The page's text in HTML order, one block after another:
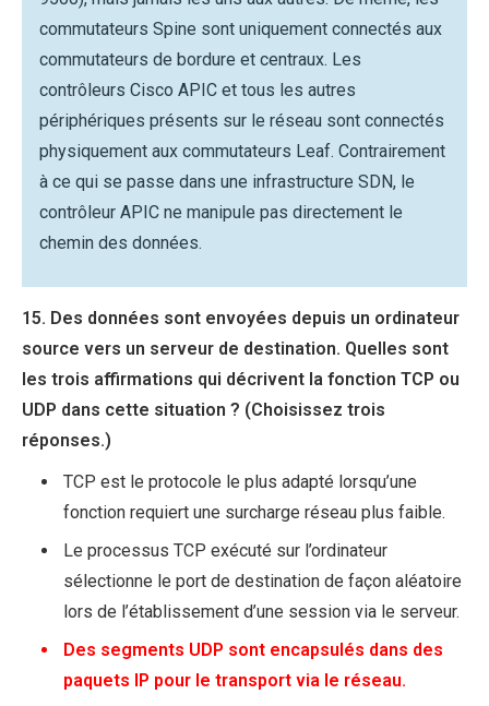
commutateurs Spine sont uniquement connectés aux
commutateurs de bordure et centraux. Les
contrôleurs Cisco APIC et tous les autres
périphériques présents sur le réseau sont connectés
physiquement aux commutateurs Leaf. Contrairement
à ce qui se passe dans une infrastructure SDN, le
contrôleur APIC ne manipule pas directement le
chemin des données.
15. Des données sont envoyées depuis un ordinateur
source vers un serveur de destination. Quelles sont
les trois affirmations qui décrivent la fonction TCP ou
UDP dans cette situation ? (Choisissez trois
réponses.)
TCP est le protocole le plus adapté lorsqu’une
fonction requiert une surcharge réseau plus faible.
Le processus TCP exécuté sur l’ordinateur
sélectionne le port de destination de façon aléatoire
lors de l’établissement d’une session via le serveur.
Des segments UDP sont encapsulés dans des
paquets IP pour le transport via le réseau.